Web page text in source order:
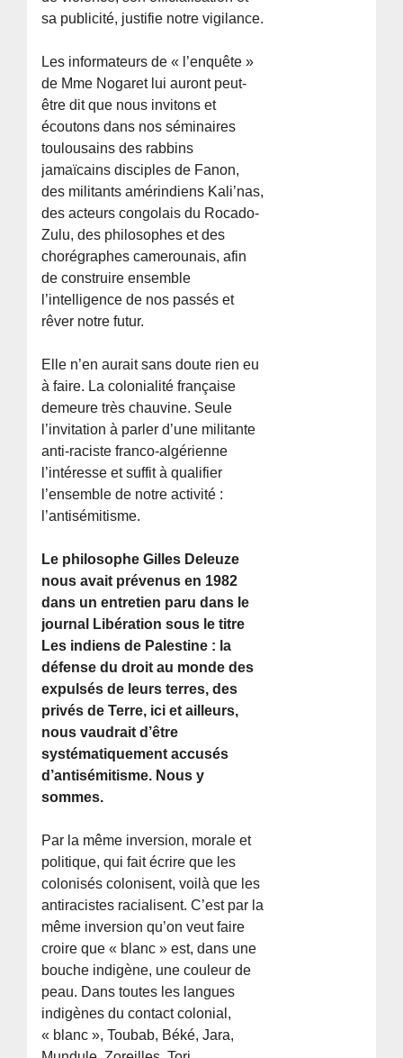
sa publicité, justifie notre vigilance.
Les informateurs de « l’enquête »
de Mme Nogaret lui auront peut-
être dit que nous invitons et
écoutons dans nos séminaires
toulousains des rabbins
jamaïcains disciples de Fanon,
des militants amérindiens Kali’nas,
des acteurs congolais du Rocado-
Zulu, des philosophes et des
chorégraphes camerounais, afin
de construire ensemble
l’intelligence de nos passés et
rêver notre futur.
Elle n’en aurait sans doute rien eu
à faire. La colonialité française
demeure très chauvine. Seule
l’invitation à parler d’une militante
anti-raciste franco-algérienne
l’intéresse et suffit à qualifier
l’ensemble de notre activité :
l’antisémitisme.
Le philosophe Gilles Deleuze
nous avait prévenus en 1982
dans un entretien paru dans le
journal Libération sous le titre
Les indiens de Palestine : la
défense du droit au monde des
expulsés de leurs terres, des
privés de Terre, ici et ailleurs,
nous vaudrait d’être
systématiquement accusés
d’antisémitisme. Nous y
sommes.
Par la même inversion, morale et
politique, qui fait écrire que les
colonisés colonisent, voilà que les
antiracistes racialisent. C’est par la
même inversion qu’on veut faire
croire que « blanc » est, dans une
bouche indigène, une couleur de
peau. Dans toutes les langues
indigènes du contact colonial,
« blanc », Toubab, Béké, Jara,